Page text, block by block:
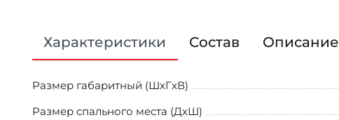
Характеристики Состав Описание
Размер габаритный (ШxГxВ)
Размер спального места (ДxШ)